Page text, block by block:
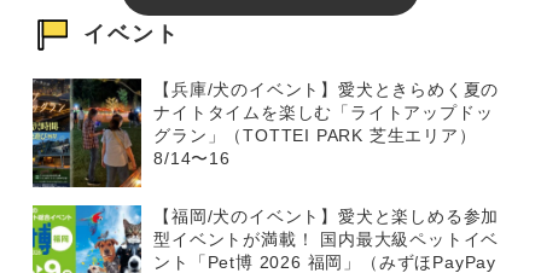
イベント
【兵庫/犬のイベント】愛犬ときらめく夏の
ナイトタイムを楽しむ「ライトアップドッ
グラン」（TOTTEI PARK 芝生エリア）
8/14〜16
【福岡/犬のイベント】愛犬と楽しめる参加
型イベントが満載！ 国内最大級ペットイベ
ント「Pet博 2026 福岡」（みずほPayPay